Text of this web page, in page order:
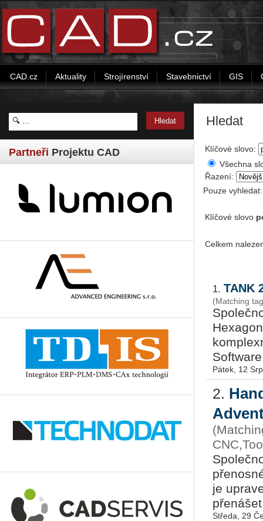
CAD.cz Aktuality Strojírenství Stavebnictví GIS
Partneři Projektu CAD
Hledat
Klíčové slovo:
Všechna
Řazení:
Pouze
Klíčové slovo
Celkem
1. TANK
(Matching
Pátek, 12
2.
je
Středa, 29